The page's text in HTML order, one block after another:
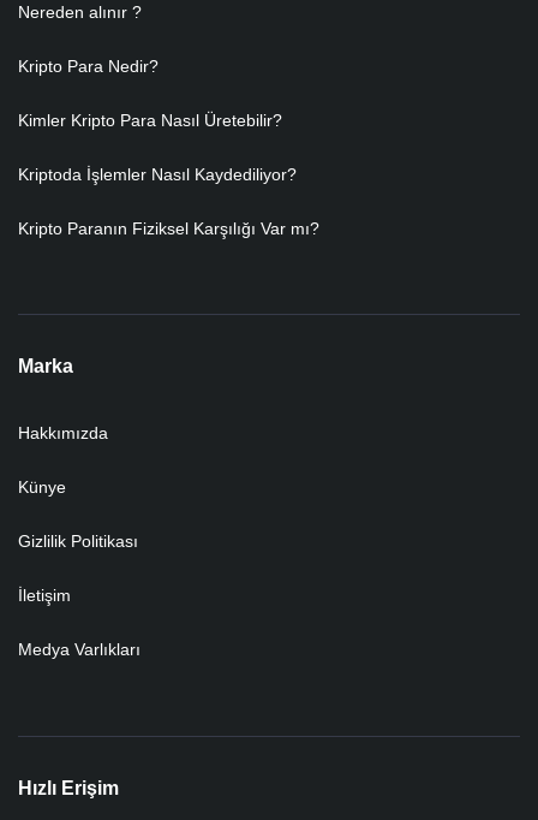
Nereden alınır ?
Kripto Para Nedir?
Kimler Kripto Para Nasıl Üretebilir?
Kriptoda İşlemler Nasıl Kaydediliyor?
Kripto Paranın Fiziksel Karşılığı Var mı?
Marka
Hakkımızda
Künye
Gizlilik Politikası
İletişim
Medya Varlıkları
Hızlı Erişim